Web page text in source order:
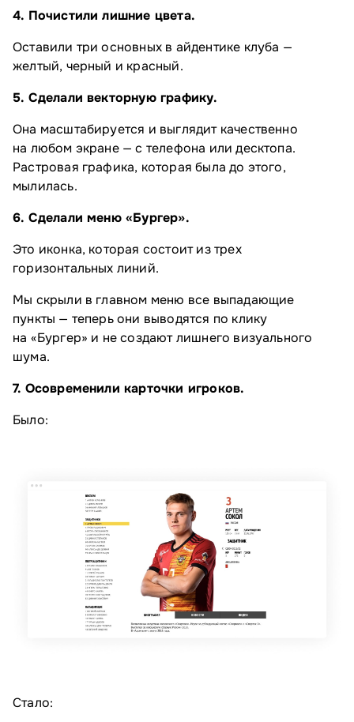
4. Почистили лишние цвета.
Оставили три основных в айдентике клуба —
желтый, черный и красный.
5. Сделали векторную графику.
Она масштабируется и выглядит качественно
на любом экране — с телефона или десктопа.
Растровая графика, которая была до этого,
мылилась.
6. Сделали меню «Бургер».
Это иконка, которая состоит из трех
горизонтальных линий.
Мы скрыли в главном меню все выпадающие
пункты — теперь они выводятся по клику
на «Бургер» и не создают лишнего визуального
шума.
7. Осовременили карточки игроков.
Было:
Стало: